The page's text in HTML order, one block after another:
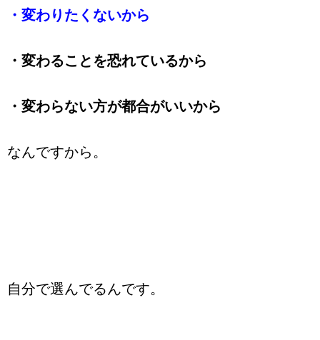
・変わりたくないから
・変わることを恐れているから
・変わらない方が都合がいいから
なんですから。
自分で選んでるんです。